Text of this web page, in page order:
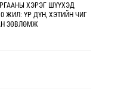
ХЭРЭГ ШҮҮХЭД
ЖИЛ: ҮР ДҮН, ХЭТИЙН ЧИГ
ЗӨВЛӨМЖ